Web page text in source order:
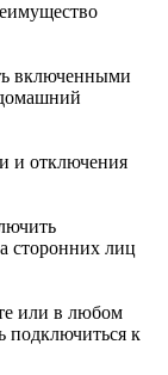
включенными
и отключения
сторонних лиц
или в любом
подключиться к